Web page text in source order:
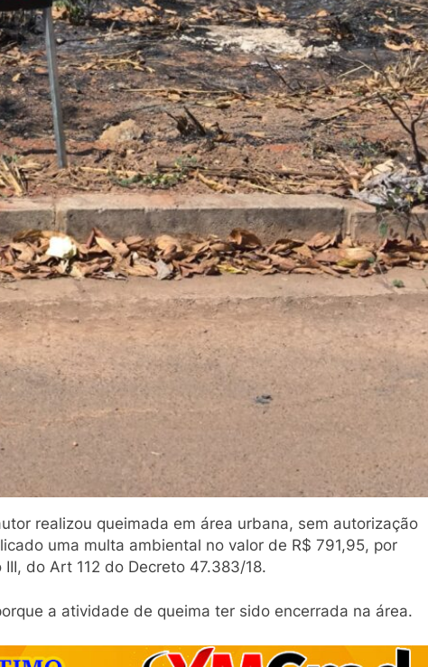
realizou queimada em área urbana, sem autorização
uma multa ambiental no valor de R$ 791,95, por
do Art 112 do Decreto 47.383/18.
a atividade de queima ter sido encerrada na área.